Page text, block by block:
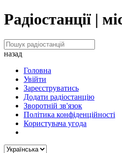
Радіостанції |
назад
Головна
Увійти
Зареєструватись
Додати радіостанцію
Зворотній зв'язок
Політика конфіденційності
Користувача угода